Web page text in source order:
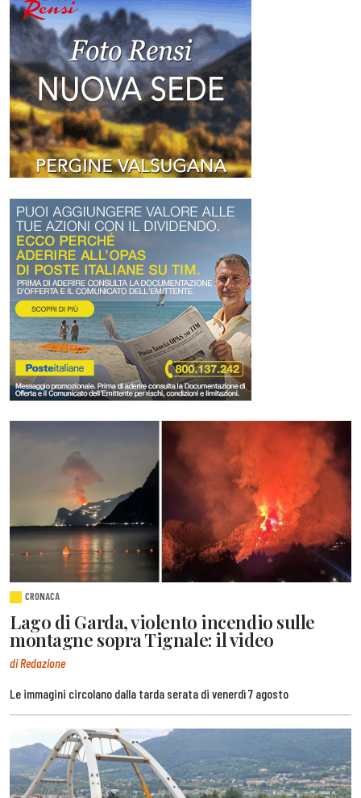
CRONACA
Lago di Garda, violento incendio sulle
montagne sopra Tignale: il video
di Redazione
Le immagini circolano dalla tarda serata di venerdì 7 agosto